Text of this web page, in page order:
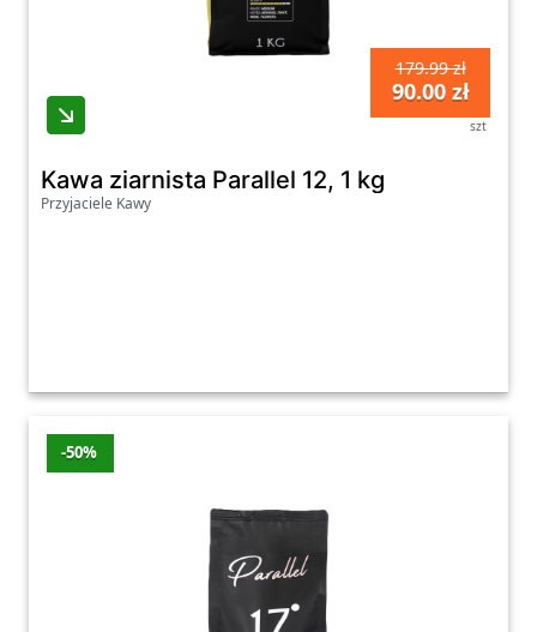
179.99 zł
90.00 zł
szt
Kawa ziarnista Parallel 12, 1 kg
Przyjaciele Kawy
-50%